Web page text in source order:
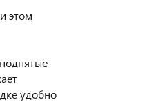
этом
удобно